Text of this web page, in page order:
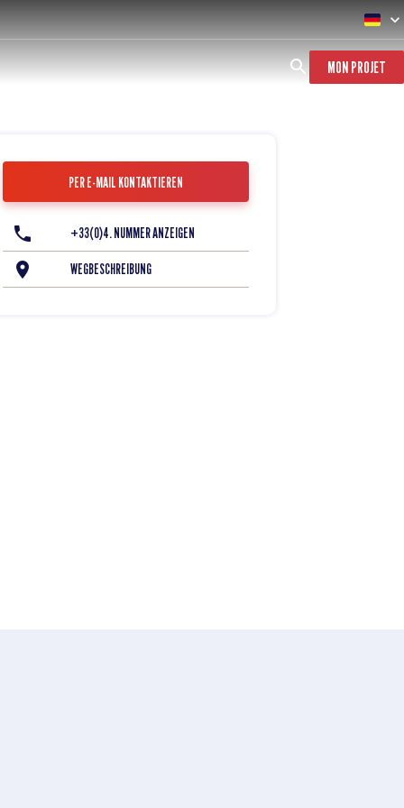
MON PROJET
PER E-MAIL KONTAKTIEREN
+33(0)4. NUMMER ANZEIGEN
WEGBESCHREIBUNG